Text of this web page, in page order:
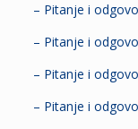
– Pitanje i
– Pitanje i
– Pitanje i
– Pitanje i